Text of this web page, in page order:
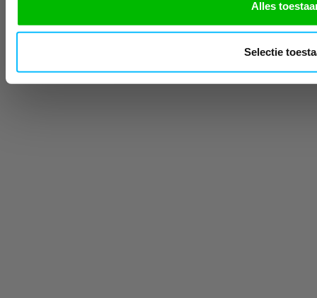
Alles
Selectie